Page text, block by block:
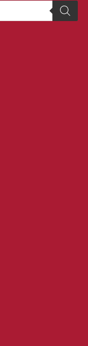
capacité 7
batterie
bouton ci-dessus
conduit.
l'eau ou
3/8. . «
mesures mm
d0115e / 01.